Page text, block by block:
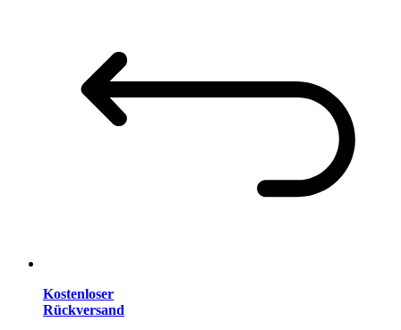
Kostenloser
Rückversand